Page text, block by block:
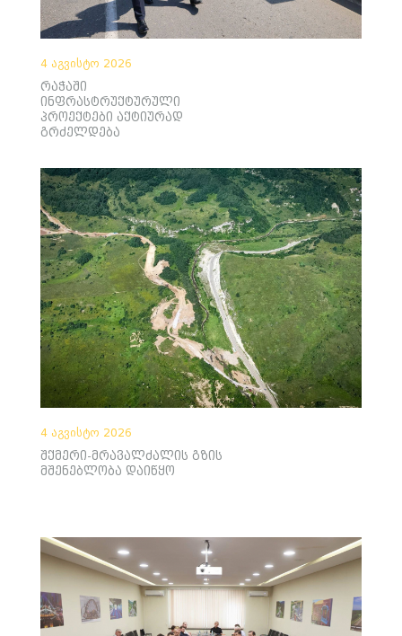
4 აგვისტო 2026
რაჭაში
ინფრასტრუქტურული
პროექტები აქტიურად
გრძელდება
4 აგვისტო 2026
შქმერი-მრავალძალის გზის
მშენებლობა დაიწყო